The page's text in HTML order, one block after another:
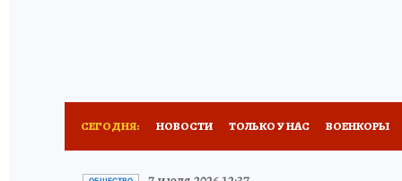
СЕГОДНЯ: НОВОСТИ ТОЛЬКО У НАС ВОЕНКОРЫ
ИСПЫТАНО НА СЕБЕ